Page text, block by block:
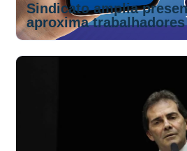
Sindicato amplia
aproxima trabalhadores